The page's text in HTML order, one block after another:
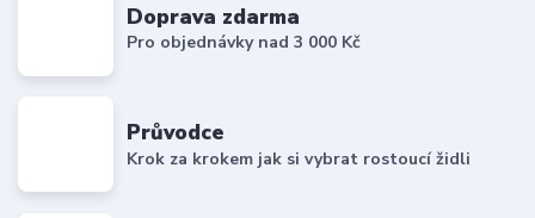
Doprava zdarma
Pro objednávky nad 3 000 Kč
Průvodce
Krok za krokem jak si vybrat rostoucí židli